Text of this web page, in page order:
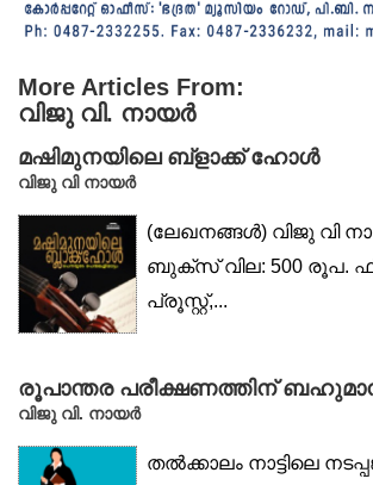
More Articles From:
വിജു വി. നായര്‍
മഷിമുനയിലെ ബ്ളാക്ക് ഹോൾ
വിജു വി നായർ
(ലേഖനങ്ങൾ) വിജു വി
ബുക്സ് വില: 500 രൂപ.
പ്രൂസ്റ്റ്,...
രൂപാന്തര പരീക്ഷണത്തിന്
വിജു വി. നായര്‍
തൽക്കാലം നാട്ടിലെ